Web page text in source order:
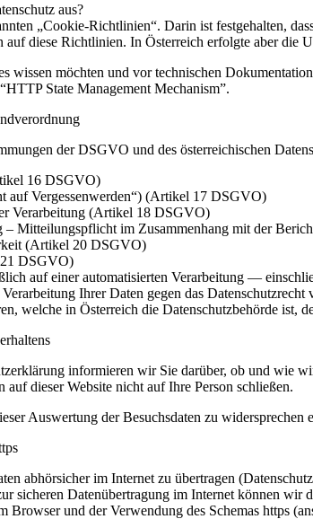
aus?
„Cookie-Richtlinien“. Darin ist festgehalten,
auf diese Richtlinien. In Österreich erfolgte aber
wissen möchten und vor technischen
State Management Mechanism”.
der DSGVO und des österreichischen
16 DSGVO)
auf Vergessenwerden“) (Artikel 17 DSGVO)
Verarbeitung (Artikel 18 DSGVO)
– Mitteilungspflicht im Zusammenhang mit der
(Artikel 20 DSGVO)
DSGVO)
auf einer automatisierten Verarbeitung —
Ihrer Daten gegen das
welche in Österreich die Datenschutzbehörde ist,
informieren wir Sie darüber, ob und wie
auf dieser Website nicht auf Ihre Person schließen.
Auswertung der Besuchsdaten zu widersprechen
abhörsicher im Internet zu übertragen
sicheren Datenübertragung im Internet können wir
Browser und der Verwendung des Schemas https